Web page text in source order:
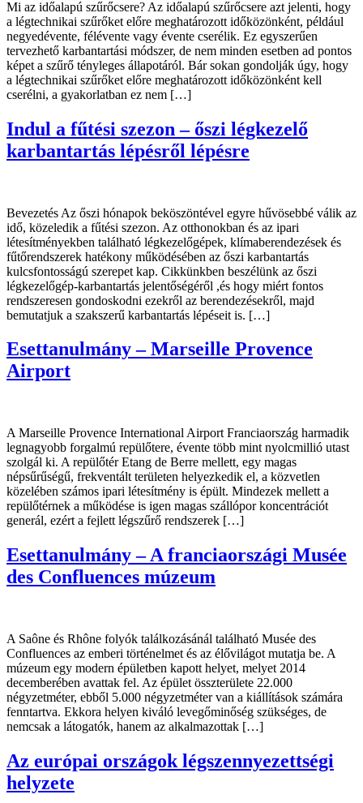
Mi az időalapú szűrőcsere? Az időalapú szűrőcsere azt jelenti, hogy
a légtechnikai szűrőket előre meghatározott időközönként, például
negyedévente, félévente vagy évente cserélik. Ez egyszerűen
tervezhető karbantartási módszer, de nem minden esetben ad pontos
képet a szűrő tényleges állapotáról. Bár sokan gondolják úgy, hogy
a légtechnikai szűrőket előre meghatározott időközönként kell
cserélni, a gyakorlatban ez nem […]
Indul a fűtési szezon – őszi légkezelő
karbantartás lépésről lépésre
Bevezetés Az őszi hónapok beköszöntével egyre hűvösebbé válik az
idő, közeledik a fűtési szezon. Az otthonokban és az ipari
létesítményekben található légkezelőgépek, klímaberendezések és
fűtőrendszerek hatékony működésében az őszi karbantartás
kulcsfontosságú szerepet kap. Cikkünkben beszélünk az őszi
légkezelőgép-karbantartás jelentőségéről ,és hogy miért fontos
rendszeresen gondoskodni ezekről az berendezésekről, majd
bemutatjuk a szakszerű karbantartás lépéseit is. […]
Esettanulmány – Marseille Provence
Airport
A Marseille Provence International Airport Franciaország harmadik
legnagyobb forgalmú repülőtere, évente több mint nyolcmillió utast
szolgál ki. A repülőtér Etang de Berre mellett, egy magas
népsűrűségű, frekventált területen helyezkedik el, a közvetlen
közelében számos ipari létesítmény is épült. Mindezek mellett a
repülőtérnek a működése is igen magas szállópor koncentrációt
generál, ezért a fejlett légszűrő rendszerek […]
Esettanulmány – A franciaországi Musée
des Confluences múzeum
A Saône és Rhône folyók találkozásánál található Musée des
Confluences az emberi történelmet és az élővilágot mutatja be. A
múzeum egy modern épületben kapott helyet, melyet 2014
decemberében avattak fel. Az épület összterülete 22.000
négyzetméter, ebből 5.000 négyzetméter van a kiállítások számára
fenntartva. Ekkora helyen kiváló levegőminőség szükséges, de
nemcsak a látogatók, hanem az alkalmazottak […]
Az európai országok légszennyezettségi
helyzete